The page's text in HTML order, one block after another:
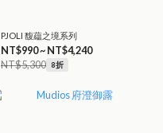
PJOLI 馥藴之境系列
NT$990 ~ NT$4,240
NT$5,300 8折